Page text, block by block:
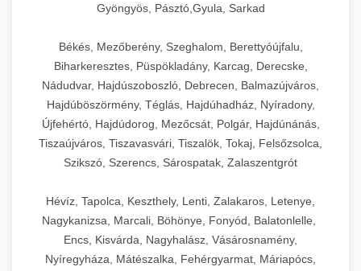
Gyöngyös, Pásztó,Gyula, Sarkad
Békés, Mezőberény, Szeghalom, Berettyóújfalu,
Biharkeresztes, Püspökladány, Karcag, Derecske,
Nádudvar, Hajdúszoboszló, Debrecen, Balmazújváros,
Hajdúböszörmény, Téglás, Hajdúhadház, Nyíradony,
Újfehértó, Hajdúdorog, Mezőcsát, Polgár, Hajdúnánás,
Tiszaújváros, Tiszavasvári, Tiszalök, Tokaj, Felsőzsolca,
Szikszó, Szerencs, Sárospatak, Zalaszentgrót
Hévíz, Tapolca, Keszthely, Lenti, Zalakaros, Letenye,
Nagykanizsa, Marcali, Böhönye, Fonyód, Balatonlelle,
Encs, Kisvárda, Nagyhalász, Vásárosnamény,
Nyíregyháza, Mátészalka, Fehérgyarmat, Máriapócs,